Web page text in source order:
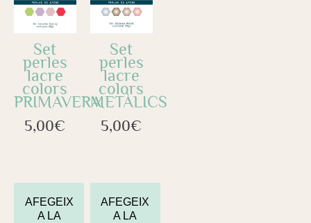
Set
perles
lacre
colors
PRIMAVERA
5,00€
AFEGEIX
A LA
Set
perles
lacre
colors
METÀLICS
5,00€
AFEGEIX
A LA